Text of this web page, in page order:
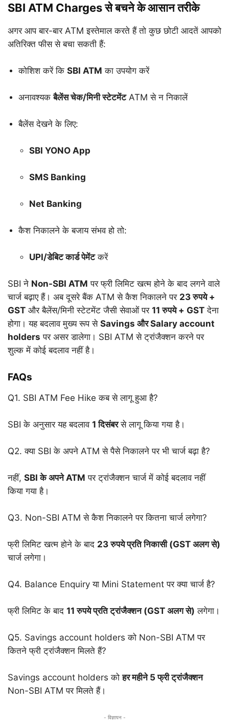
SBI ATM Charges से बचने के आसान तरीके
अगर आप बार-बार ATM इस्तेमाल करते हैं तो कुछ छोटी आदतें आपको
अतिरिक्त फीस से बचा सकती हैं:
कोशिश करें कि SBI ATM का उपयोग करें
अनावश्यकबैलेंस चेक/मिनी स्टेटमेंटATM से न निकालें
बैलेंस देखने के लिए:
SBI YONO App
SMS Banking
Net Banking
कैश निकालने के बजाय संभव हो तो:
UPI/डेबिट कार्ड पेमेंटकरें
SBI ने Non-SBI ATM पर फ्री लिमिट खत्म होने के बाद लगने वाले
चार्ज बढ़ाए हैं। अब दूसरे बैंक ATM से कैश निकालने पर 23 रुपये +
GST और बैलेंस/मिनी स्टेटमेंट जैसी सेवाओं पर 11 रुपये + GST देना
होगा। यह बदलाव मुख्य रूप से Savings और Salary account
holders पर असर डालेगा। SBI ATM से ट्रांजैक्शन करने पर
शुल्क में कोई बदलाव नहीं है।
FAQs
Q1. SBI ATM Fee Hike कब से लागू हुआ है?
SBI के अनुसार यह बदलाव 1 दिसंबरसे लागू किया गया है।
Q2. क्या SBI के अपने ATM से पैसे निकालने पर भी चार्ज बढ़ा है?
नहीं, SBI के अपने ATM पर ट्रांजैक्शन चार्ज में कोई बदलाव नहीं
किया गया है।
Q3. Non-SBI ATM से कैश निकालने पर कितना चार्ज लगेगा?
फ्री लिमिट खत्म होने के बाद 23 रुपये प्रति निकासी (GST अलग से)
चार्ज लगेगा।
Q4. Balance Enquiry या Mini Statement पर क्या चार्ज है?
फ्री लिमिट के बाद 11 रुपये प्रति ट्रांजैक्शन (GST अलग से) लगेगा।
Q5. Savings account holders को Non-SBI ATM पर
कितने फ्री ट्रांजैक्शन मिलते हैं?
Savings account holders कोहर महीने 5 फ्री ट्रांजैक्शन
Non-SBI ATM पर मिलते हैं।
- विज्ञापन -